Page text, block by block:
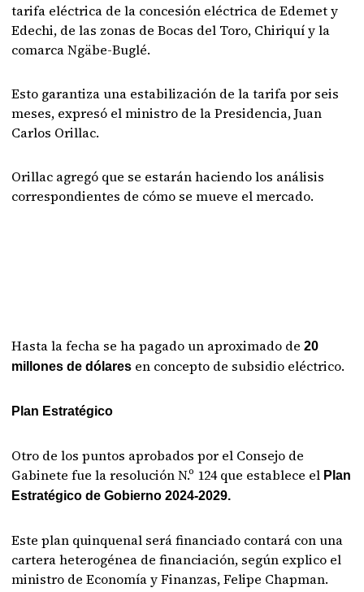
tarifa eléctrica de la concesión eléctrica de Edemet y
Edechi, de las zonas de Bocas del Toro, Chiriquí y la
comarca Ngäbe-Buglé.
Esto garantiza una estabilización de la tarifa por seis
meses, expresó el ministro de la Presidencia, Juan
Carlos Orillac.
Orillac agregó que se estarán haciendo los análisis
correspondientes de cómo se mueve el mercado.
Hasta la fecha se ha pagado un aproximado de20
millones de dólares en concepto de subsidio eléctrico.
Plan Estratégico
Otro de los puntos aprobados por el Consejo de
Gabinete fue la resolución N.º 124 que establece el Plan
Estratégico de Gobierno 2024-2029.
Este plan quinquenal será financiado contará con una
cartera heterogénea de financiación, según explico el
ministro de Economía y Finanzas, Felipe Chapman.